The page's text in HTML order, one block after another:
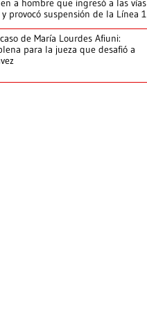
provocó suspensión de la Línea 1
de María Lourdes Afiuni:
para la jueza que desafió a